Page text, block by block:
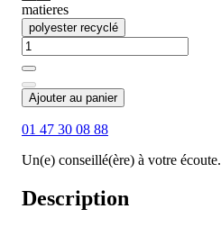
matieres
polyester recyclé
Ajouter au panier
01 47 30 08 88
Un(e) conseillé(ère) à votre écoute.
Description